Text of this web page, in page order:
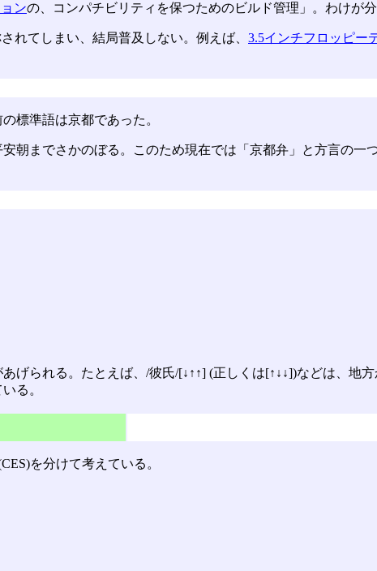
ンの、コンパチビリティを保つためのビルド管理」。わけが分
れてしまい、結局普及しない。例えば、 3.5インチフロッピー
標準語は京都であった。
朝までさかのぼる。このため現在では「京都弁」と方言の一
げられる。たとえば、/彼氏/[↓↑↑] (正しくは[↑↓↓])などは、地
る。
を分けて考えている。